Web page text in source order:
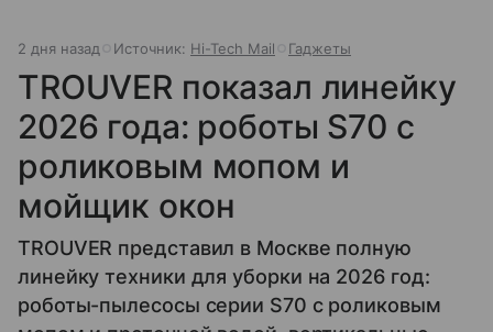
2 дня назад Источник: Hi-Tech Mail Гаджеты
TROUVER показал линейку
2026 года: роботы S70 с
роликовым мопом и
мойщик окон
TROUVER представил в Москве полную
линейку техники для уборки на 2026 год:
роботы-пылесосы серии S70 с роликовым